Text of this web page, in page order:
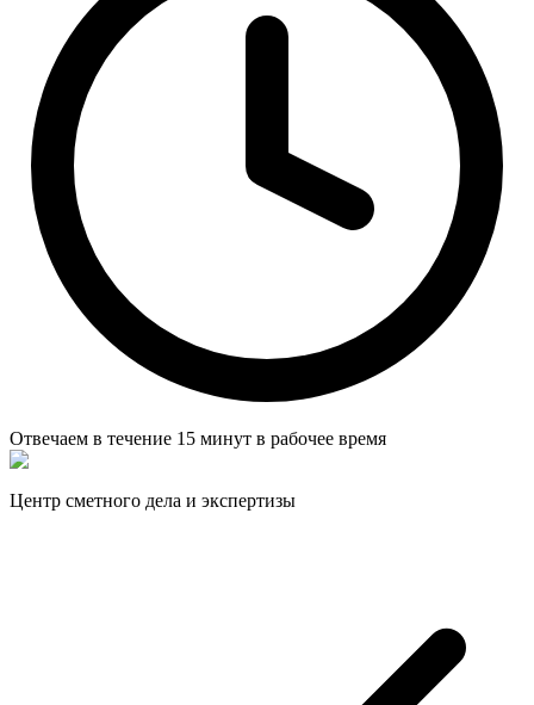
Отвечаем в течение 15 минут в рабочее время
Центр сметного дела и экспертизы